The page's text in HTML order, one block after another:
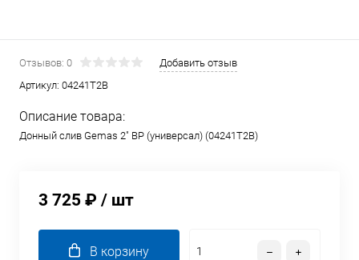
Отзывов: 0
Добавить отзыв
Артикул: 04241T2B
Описание товара:
Донный слив Gemas 2" ВР (универсал) (04241T2B)
3 725 ₽ / шт
В корзину